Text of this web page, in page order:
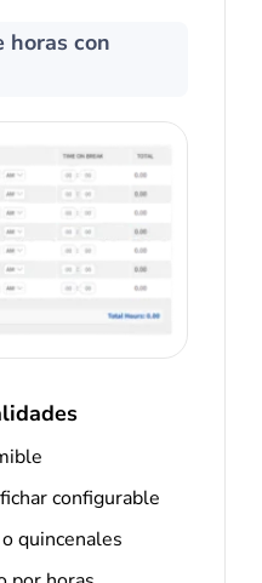
horas con
configurable
quincenales